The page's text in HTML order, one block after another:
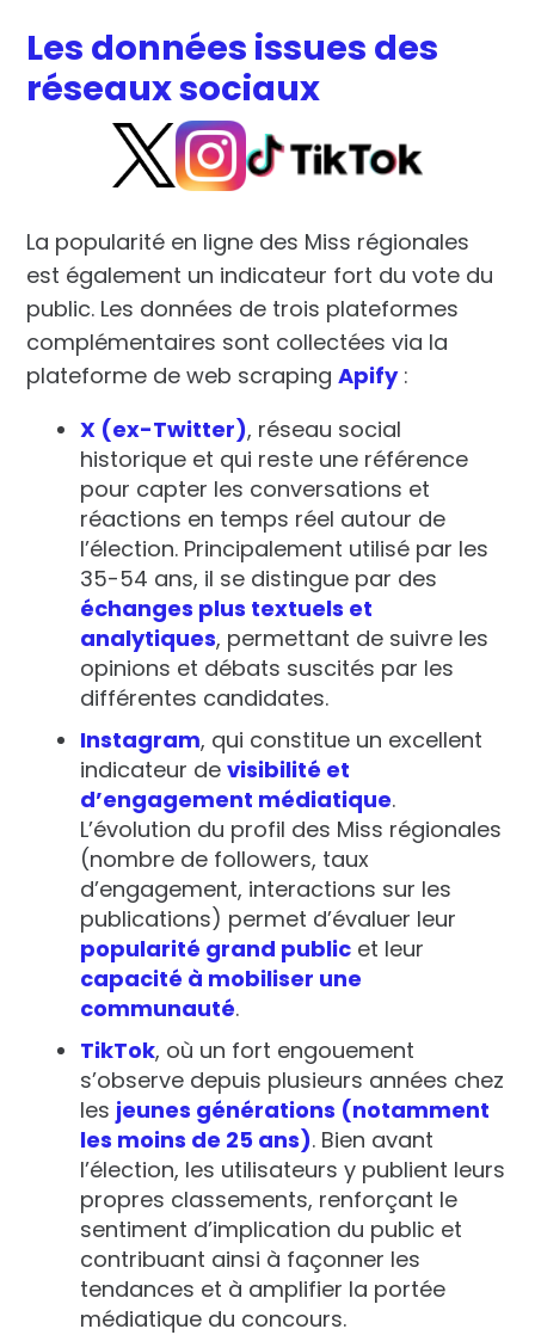
Les données issues des
réseaux sociaux
La popularité en ligne des Miss régionales
est également un indicateur fort du vote du
public. Les données de trois plateformes
complémentaires sont collectées via la
plateforme de web scrapingApify:
X (ex-Twitter), réseau social
historique et qui reste une référence
pour capter les conversations et
réactions en temps réel autour de
l’élection. Principalement utilisé par les
35-54 ans, il se distingue par des
échanges plus textuels et
analytiques, permettant de suivre les
opinions et débats suscités par les
différentes candidates.
Instagram, qui constitue un excellent
indicateur devisibilité et
d’engagement médiatique.
L’évolution du profil des Miss régionales
(nombre de followers, taux
d’engagement, interactions sur les
publications) permet d’évaluer leur
popularité grand public et leur
capacité à mobiliser une
communauté.
TikTok, où un fort engouement
s’observe depuis plusieurs années chez
les jeunes générations (notamment
les moins de 25 ans). Bien avant
l’élection, les utilisateurs y publient leurs
propres classements, renforçant le
sentiment d’implication du public et
contribuant ainsi à façonner les
tendances et à amplifier la portée
médiatique du concours.